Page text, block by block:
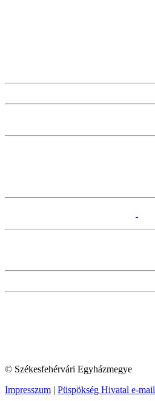
© Székesfehérvári Egyházmegye
Impresszum | Püspökség Hivatal e-mail